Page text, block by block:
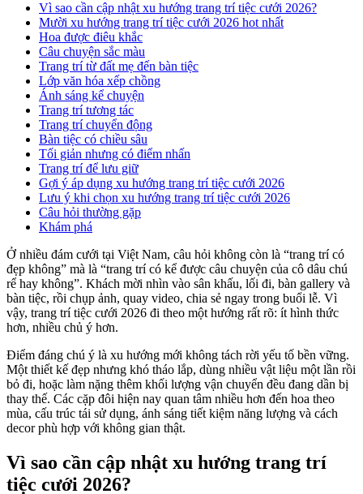
Vì sao cần cập nhật xu hướng trang trí tiệc cưới 2026?
Mười xu hướng trang trí tiệc cưới 2026 hot nhất
Hoa được điêu khắc
Câu chuyện sắc màu
Trang trí từ đất mẹ đến bàn tiệc
Lớp văn hóa xếp chồng
Ánh sáng kể chuyện
Trang trí tương tác
Trang trí chuyển động
Bàn tiệc có chiều sâu
Tối giản nhưng có điểm nhấn
Trang trí để lưu giữ
Gợi ý áp dụng xu hướng trang trí tiệc cưới 2026
Lưu ý khi chọn xu hướng trang trí tiệc cưới 2026
Câu hỏi thường gặp
Khám phá
Ở nhiều đám cưới tại Việt Nam, câu hỏi không còn là “trang trí có
đẹp không” mà là “trang trí có kể được câu chuyện của cô dâu chú
rể hay không”. Khách mời nhìn vào sân khấu, lối đi, bàn gallery và
bàn tiệc, rồi chụp ảnh, quay video, chia sẻ ngay trong buổi lễ. Vì
vậy, trang trí tiệc cưới 2026 đi theo một hướng rất rõ: ít hình thức
hơn, nhiều chủ ý hơn.
Điểm đáng chú ý là xu hướng mới không tách rời yếu tố bền vững.
Một thiết kế đẹp nhưng khó tháo lắp, dùng nhiều vật liệu một lần rồi
bỏ đi, hoặc làm nặng thêm khối lượng vận chuyển đều đang dần bị
thay thế. Các cặp đôi hiện nay quan tâm nhiều hơn đến hoa theo
mùa, cấu trúc tái sử dụng, ánh sáng tiết kiệm năng lượng và cách
decor phù hợp với không gian thật.
Vì sao cần cập nhật xu hướng trang trí
tiệc cưới 2026?